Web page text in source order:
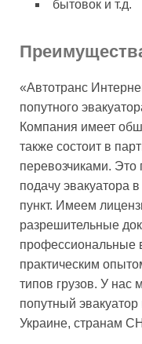
бытовок и т.д.
«Автотранс
попутного
Компания имеет
также состоит в
перевозчиками. Это
подачу эвакуатора
пункт. Имеем
разрешительные
профессиональные
практическим
типов грузов. У нас
попутный
Украине, странам